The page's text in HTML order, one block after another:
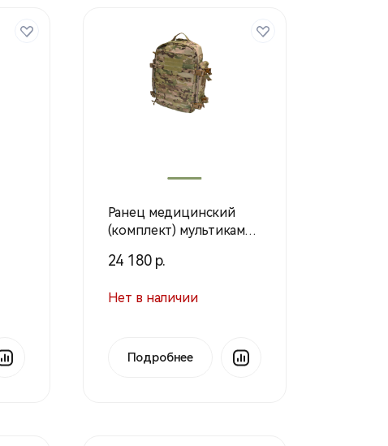
Ранец медицинский
(комплект) мультикам
24 180 р.
Нет в наличии
Подробнее